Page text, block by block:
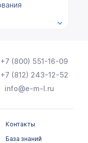
+7 (800) 551-16-09
+7 (812) 243-12-52
info@e-m-l.ru
Контакты
База знаний